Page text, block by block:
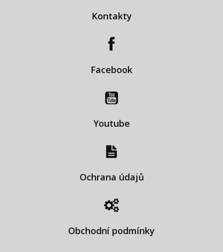
Kontakty
Facebook
Youtube
Ochrana údajů
Obchodní podmínky